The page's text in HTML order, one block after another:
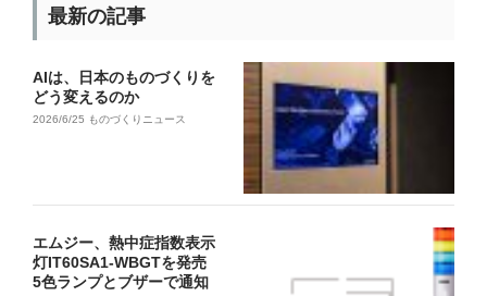
最新の記事
AIは、日本のものづくりを
どう変えるのか
2026/6/25 ものづくりニュース
エムジー、熱中症指数表示
灯IT60SA1-WBGTを発売
5色ランプとブザーで通知